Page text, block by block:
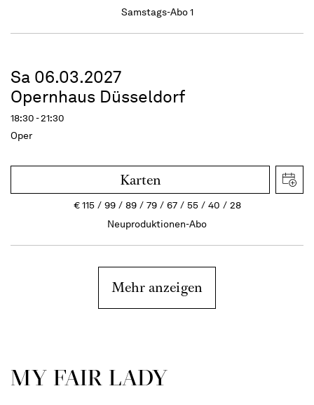
Samstags-Abo 1
Sa 06.03.2027
Opernhaus Düsseldorf
18:30 - 21:30
Oper
Karten
€115 99 89 79 67 55 40
28
Neuproduktionen-Abo
Mehr anzeigen
MY FAIR LADY